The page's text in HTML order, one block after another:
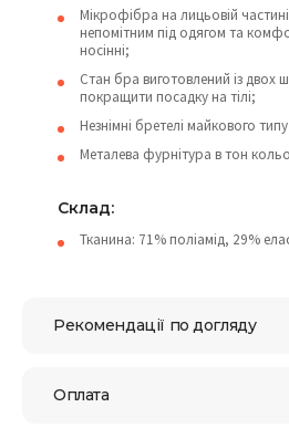
Мікрофібра на лицьовій
непомітним під одягом та
носінні;
Стан бра виготовлений із двох
покращити посадку на тілі;
Незнімні бретелі майкового
Металева фурнітура в тон
Склад:
Тканина: 71% поліамід, 29%
Рекомендації по догляду
Оплата